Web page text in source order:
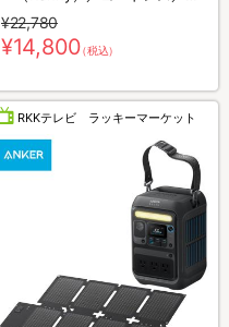
量／布団クリーナー
¥22,780
¥14,800（税込）
RKKテレビ ラッキーマーケット